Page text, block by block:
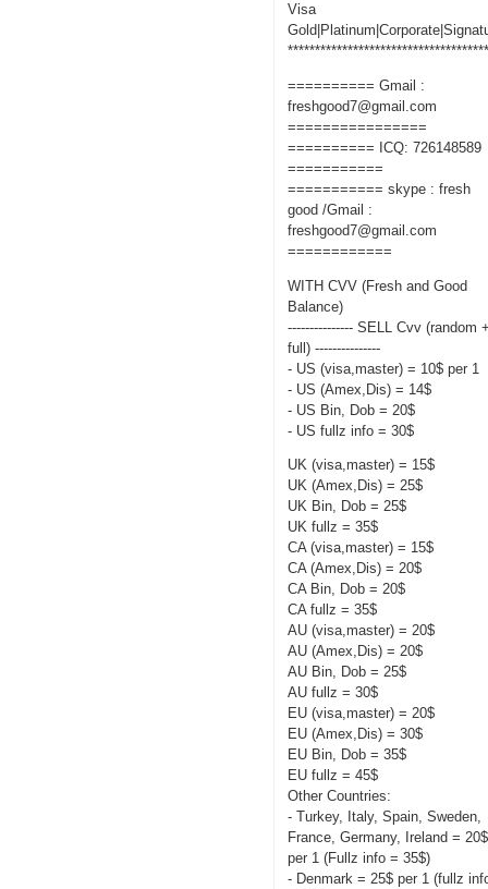
Visa
========== Gmail :
freshgood7@gmail.com
================
========== ICQ: 726148589
===========
=========== skype : fresh
good /Gmail :
freshgood7@gmail.com
============
WITH CVV (Fresh and Good
Balance)
--------------- SELL Cvv (random
full) ---------------
- US (visa,master) = 10$ per 1
- US (Amex,Dis) = 14$
- US Bin, Dob = 20$
- US fullz info = 30$
UK (visa,master) = 15$
UK (Amex,Dis) = 25$
UK Bin, Dob = 25$
UK fullz = 35$
CA (visa,master) = 15$
CA (Amex,Dis) = 20$
CA Bin, Dob = 20$
CA fullz = 35$
AU (visa,master) = 20$
AU (Amex,Dis) = 20$
AU Bin, Dob = 25$
AU fullz = 30$
EU (visa,master) = 20$
EU (Amex,Dis) = 30$
EU Bin, Dob = 35$
EU fullz = 45$
Other Countries:
- Turkey, Italy, Spain, Sweden,
France, Germany, Ireland = 20$
per 1 (Fullz info = 35$)
- Denmark = 25$ per 1 (fullz